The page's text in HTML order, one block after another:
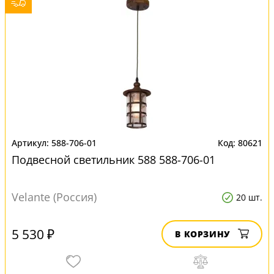
588-706-01 80621
Подвесной светильник 588 588-706-01
Velante (Россия) 20 шт.
5 530 ₽ В КОРЗИНУ